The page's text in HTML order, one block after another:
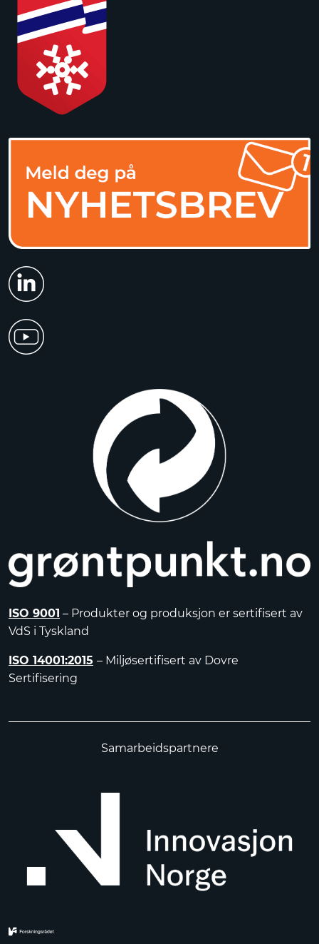
ISO 9001 – Produkter og produksjon er sertifisert av
VdS i Tyskland
ISO 14001:2015 – Miljøsertifisert av Dovre
Sertifisering
Samarbeidspartnere